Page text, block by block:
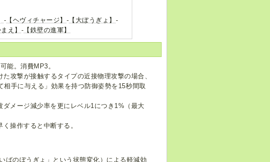
- 【ヘヴィチャージ】 - 【大ぼうぎょ】 -
え】 - 【鉄壁の進軍】
能。消費MP3。
攻撃が接触するタイプの近接物理攻撃の場合、
手に与える」効果を持つ防御姿勢を15秒間取
メージ減少率を更にレベル1につき1%（最大
操作すると中断する。
ばのぼうぎょ」という状態変化）による軽減効